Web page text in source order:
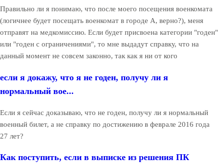
Правильно ли я понимаю, что после моего посещения военкомата
(логичнее будет посещать военкомат в городе А, верно?), меня
отправят на медкомиссию. Если будет присвоена категории "годен"
или "годен с ограничениями", то мне выдадут справку, что на
данный момент не совсем законно, так как я ни от кого
если я докажу, что я не годен, получу ли я
нормальный вое...
Если я сейчас доказываю, что не годен, получу ли я нормальный
военный билет, а не справку по достижению в феврале 2016 года
27 лет?
Как поступить, если в выписке из решения ПК